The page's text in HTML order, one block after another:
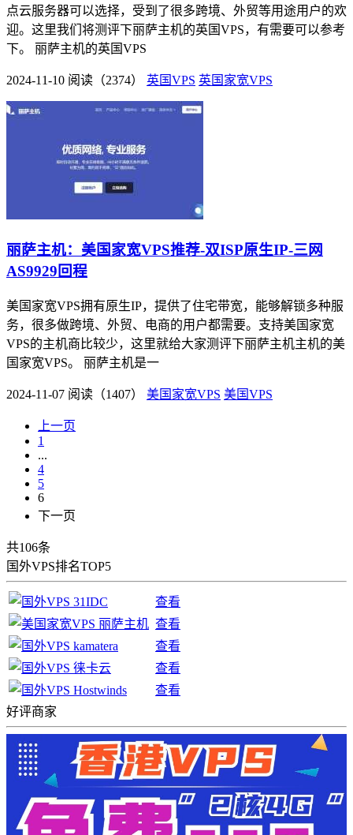
点云服务器可以选择，受到了很多跨境、外贸等用途用户的欢
迎。这里我们将测评下丽萨主机的英国VPS，有需要可以参考
下。 丽萨主机的英国VPS
2024-11-10 阅读（2374） 英国VPS 英国家宽VPS
丽萨主机：美国家宽VPS推荐-双ISP原生IP-三网
AS9929回程
美国家宽VPS拥有原生IP，提供了住宅带宽，能够解锁多种服
务，很多做跨境、外贸、电商的用户都需要。支持美国家宽
VPS的主机商比较少，这里就给大家测评下丽萨主机主机的美
国家宽VPS。 丽萨主机是一
2024-11-07 阅读（1407） 美国家宽VPS 美国VPS
上一页
1
...
4
5
6
下一页
共106条
国外VPS排名TOP5
查看
查看
查看
查看
查看
好评商家